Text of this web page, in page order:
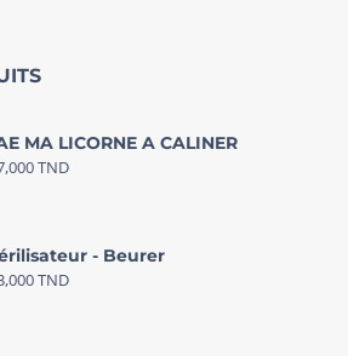
MA LICORNE A CALINER
TND
- Beurer
TND